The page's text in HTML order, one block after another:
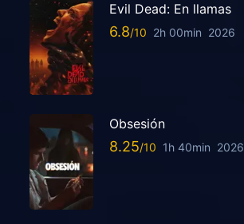
Evil Dead: En llamas
6.8 2h 00min 2026
Obsesión
8.25 1h 40min 2026